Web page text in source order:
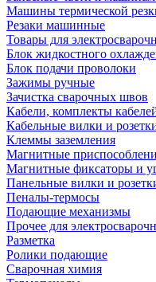
Машины термической
Резаки машинные
Товары для
Блок жидкостного
Блок подачи проволоки
Зажимы ручные
Зачистка сварочных швов
Кабели, комплекты
Кабельные вилки и
Клеммы заземления
Магнитные
Магнитные фиксаторы и
Панельные вилки и
Пеналы-термосы
Подающие механизмы
Прочее для
Разметка
Ролики подающие
Сварочная химия